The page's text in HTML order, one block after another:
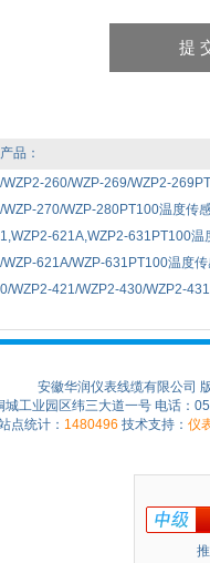
品：
WZP2-260/WZP-269/WZP2-
WZP-270/WZP-280PT100温度传
621A,WZP2-631PT100
WZP-621A/WZP-631PT100温度
WZP2-421/WZP2-430/WZP2-
安徽华润仪表线缆有限公司
城工业园区纬三大道一号 电话：
点统计： 1480496 技术支持： 仪